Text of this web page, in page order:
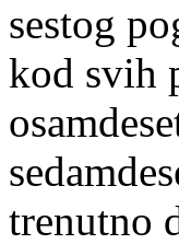
sestog
kod svih
trenutno